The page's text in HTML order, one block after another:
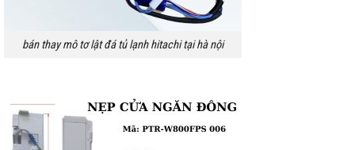
bán thay mô tơ lật đá tủ lạnh hitachi tại hà nội